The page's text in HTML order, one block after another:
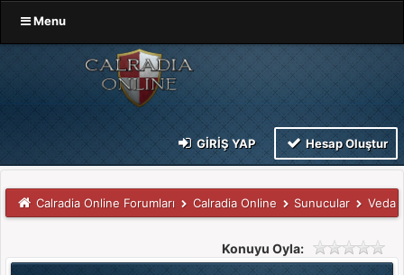
Menu
GIRIŞ YAP Hesap Oluştur
Calradia Online Forumları Calradia Online Sunucular Veda
Konuyu Oyla: